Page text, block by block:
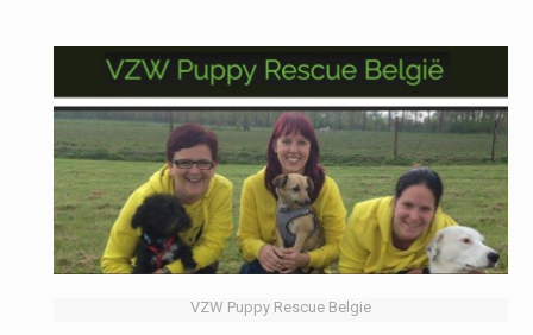
VZW Puppy Rescue Belgie